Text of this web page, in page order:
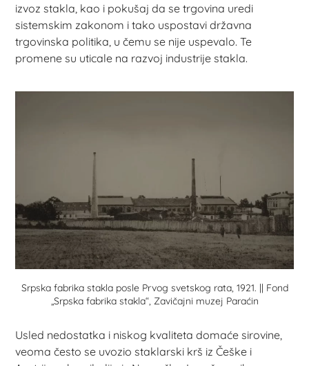
izvoz stakla, kao i pokušaj da se trgovina uredi
sistemskim zakonom i tako uspostavi državna
trgovinska politika, u čemu se nije uspevalo. Te
promene su uticale na razvoj industrije stakla.
Srpska fabrika stakla posle Prvog svetskog rata, 1921. || Fond
„Srpska fabrika stakla“, Zavičajni muzej Paraćin
Usled nedostatka i niskog kvaliteta domaće sirovine,
veoma često se uvozio staklarski krš iz Češke i